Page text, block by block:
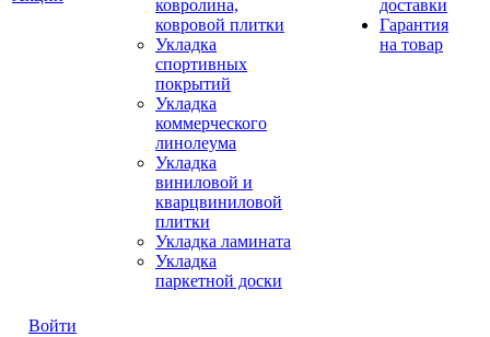
ковролина,
ковровой плитки
Укладка
спортивных
покрытий
Укладка
коммерческого
линолеума
Укладка
виниловой и
кварцвиниловой
плитки
Укладка ламината
Укладка
паркетной доски
доставки
Гарантия
на товар
Войти